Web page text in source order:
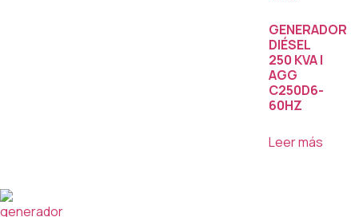
GENERADOR
DIÉSEL
250 KVA |
AGG
C250D6-
60HZ
Leer más